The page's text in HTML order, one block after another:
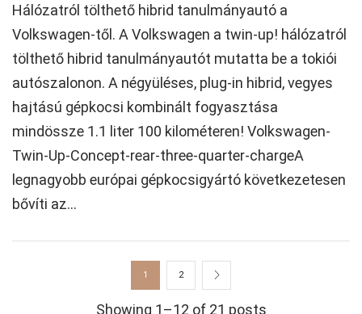
Hálózatról tölthető hibrid tanulmányautó a
Volkswagen-től. A Volkswagen a twin-up! hálózatról
tölthető hibrid tanulmányautót mutatta be a tokiói
autószalonon. A négyüléses, plug-in hibrid, vegyes
hajtású gépkocsi kombinált fogyasztása
mindössze 1.1 liter 100 kilométeren! Volkswagen-
Twin-Up-Concept-rear-three-quarter-chargeA
legnagyobb európai gépkocsigyártó következetesen
bővíti az...
Showing 1–12 of 21 posts
1 2